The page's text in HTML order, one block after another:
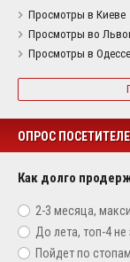
Просмотры в Киеве
Просмотры во
Просмотры в Одессе
ОПРОС
Как долго
2-3 месяца,
До лета, топ-4 не
Пойдет по